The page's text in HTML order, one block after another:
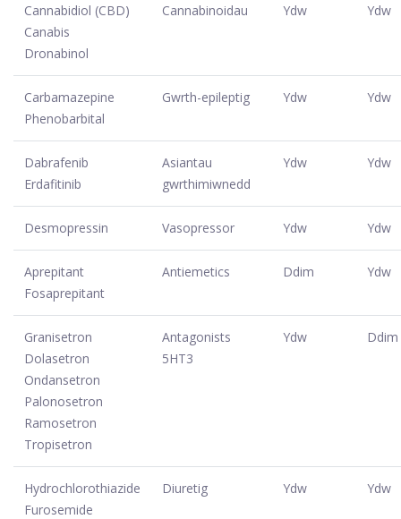
Cannabidiol (CBD)
Canabis
Dronabinol
Cannabinoidau Ydw Ydw
Carbamazepine
Phenobarbital
Gwrth-epileptig Ydw Ydw
Dabrafenib
Erdafitinib
Asiantau
gwrthimiwnedd
Ydw Ydw
Desmopressin Vasopressor Ydw Ydw
Aprepitant
Fosaprepitant
Antiemetics Ddim Ydw
Granisetron
Dolasetron
Ondansetron
Palonosetron
Ramosetron
Tropisetron
Antagonists
5HT3
Ydw Ddim
Hydrochlorothiazide
Furosemide
Diuretig Ydw Ydw